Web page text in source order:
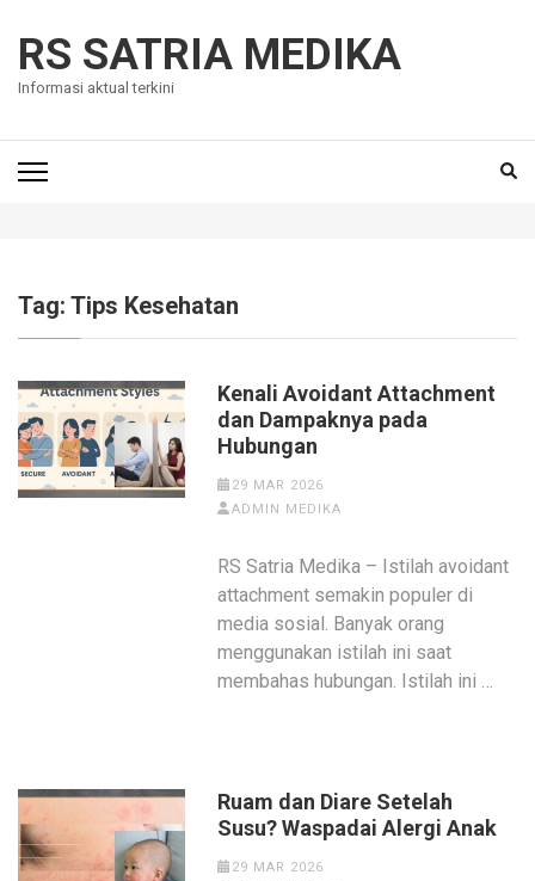
content
(Press
RS SATRIA MEDIKA
Informasi aktual terkini
Tag: Tips Kesehatan
Kenali Avoidant Attachment
dan Dampaknya pada
Hubungan
29 MAR 2026
ADMIN MEDIKA
RS Satria Medika – Istilah avoidant
attachment semakin populer di
media sosial. Banyak orang
menggunakan istilah ini saat
membahas hubungan. Istilah ini …
Ruam dan Diare Setelah
Susu? Waspadai Alergi Anak
29 MAR 2026